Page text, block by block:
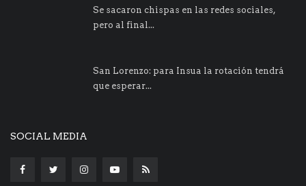
Se sacaron chispas en las redes sociales,
pero al final...
San Lorenzo: para Insua la rotación tendrá
que esperar...
SOCIAL MEDIA